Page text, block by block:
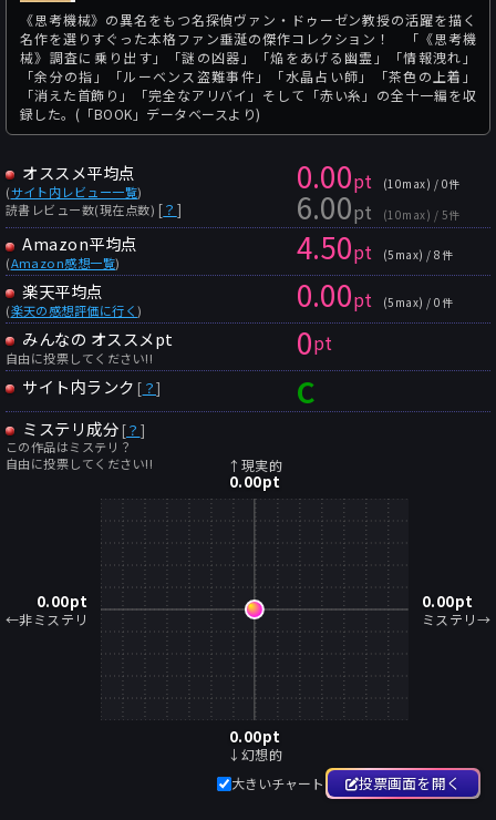
《思考機械》の異名をもつ名探偵ヴァン・ドゥーゼン教授の活躍を描く
名作を選りすぐった本格ファン垂涎の傑作コレクション！ 「《思考機
械》調査に乗り出す」「謎の凶器」「焔をあげる幽霊」「情報洩れ」
「余分の指」「ルーベンス盗難事件」「水晶占い師」「茶色の上着」
「消えた首飾り」「完全なアリバイ」そして「赤い糸」の全十一編を収
録した。(「BOOK」データベースより)
オススメ平均点
(サイト内レビュー一覧)
読書レビュー数(現在点数) [？ ]
0.00pt (10max) / 0件
6.00pt (10max) / 5件
Amazon平均点
(Amazon感想一覧) 4.50pt (5max) / 8件
楽天平均点
(楽天の感想評価に行く) 0.00pt (5max) / 0件
みんなの オススメpt
自由に投票してください!! 0pt
サイト内ランク [ ？] C
ミステリ成分 [？ ]
この作品はミステリ？
自由に投票してください!!
↑現実的
0.00pt
0.00pt
←非ミステリ
0.00pt
ミステリ→
0.00pt
↓幻想的
大きいチャート
投票画面を開く